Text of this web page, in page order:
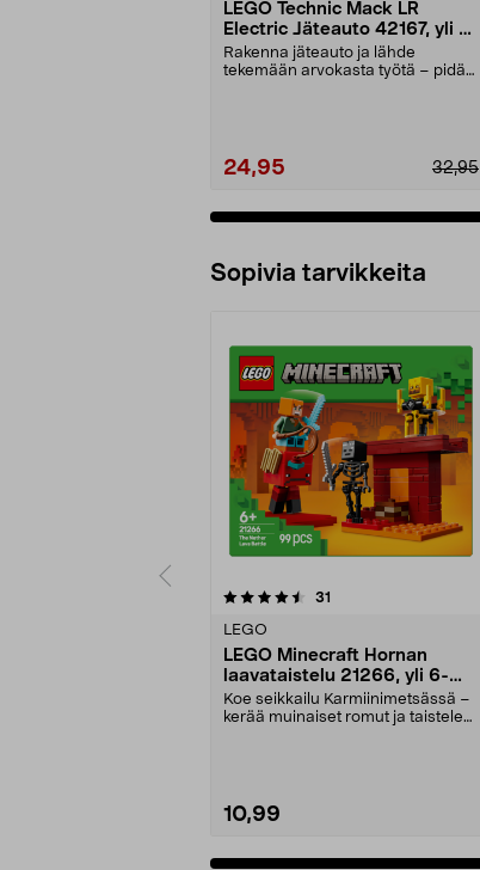
LEGO Technic Mack LR
Electric Jäteauto 42167, yli 8-
vuotiaille
Rakenna jäteauto ja lähde
tekemään arvokasta työtä – pidä
24,95 32,95
Sopivia tarvikkeita
31
LEGO
LEGO Minecraft Hornan
laavataistelu 21266, yli 6-
vuotiaille
Koe seikkailu Karmiinimetsässä –
kerää muinaiset romut ja taistele
10,99
5.0viidestä